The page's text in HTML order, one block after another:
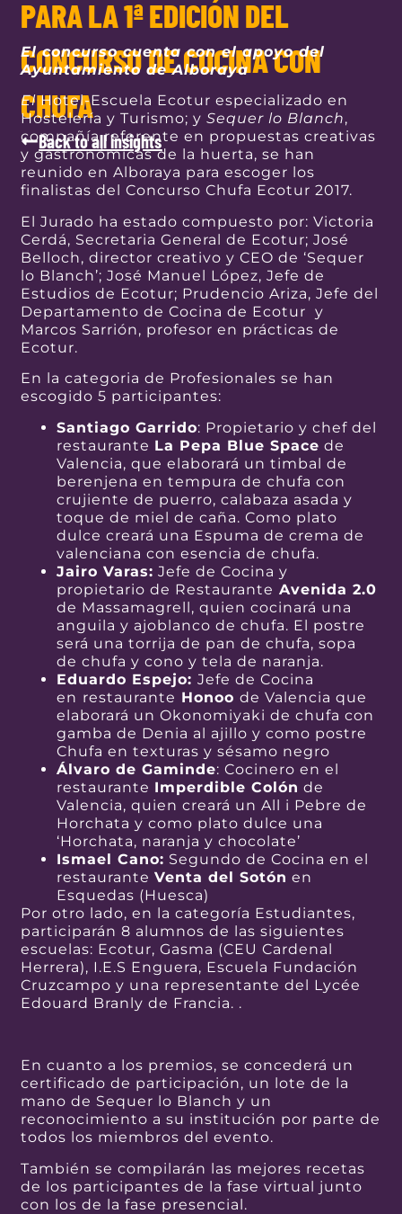
PARA LA 1ª EDICIÓN DEL
CONCURSO DE COCINA CON
CHUFA
Back to all insights
El concurso cuenta con el apoyo del
Ayuntamiento de Alboraya
ElHotel-Escuela Ecotur especializado en
Hostelería y Turismo; ySequer lo Blanch,
compañía referente en propuestas creativas
y gastronómicas de la huerta, se han
reunido en Alboraya para escoger los
finalistas del Concurso Chufa Ecotur 2017.
El Jurado ha estado compuesto por: Victoria
Cerdá, Secretaria General de Ecotur; José
Belloch, director creativo y CEO de ‘Sequer
lo Blanch’; José Manuel López, Jefe de
Estudios de Ecotur; Prudencio Ariza, Jefe del
Departamento de Cocina de Ecotur y
Marcos Sarrión, profesor en prácticas de
Ecotur.
En la categoria de Profesionales se han
escogido 5 participantes:
Santiago Garrido: Propietario y chef del
restaurante La Pepa Blue Space de
Valencia, que elaborará un timbal de
berenjena en tempura de chufa con
crujiente de puerro, calabaza asada y
toque de miel de caña. Como plato
dulce creará una Espuma de crema de
valenciana con esencia de chufa.
Jairo Varas: Jefe de Cocina y
propietario de Restaurante Avenida 2.0
de Massamagrell, quien cocinará una
anguila y ajoblanco de chufa. El postre
será una torrija de pan de chufa, sopa
de chufa y cono y tela de naranja.
Eduardo Espejo:Jefe de Cocina
en restaurante Honoode Valencia que
elaborará un Okonomiyaki de chufa con
gamba de Denia al ajillo y como postre
Chufa en texturas y sésamo negro
Álvaro de Gaminde: Cocinero en el
restaurante Imperdible Colón de
Valencia, quien creará un All i Pebre de
Horchata y como plato dulce una
‘Horchata, naranja y chocolate’
Ismael Cano: Segundo de Cocina en el
restauranteVenta del Sotón en
Esquedas (Huesca)
Por otro lado, en la categoría Estudiantes,
participarán 8 alumnos de las siguientes
escuelas: Ecotur, Gasma (CEU Cardenal
Herrera), I.E.S Enguera, Escuela Fundación
Cruzcampo y una representante del Lycée
Edouard Branly de Francia. .
En cuanto a los premios, se concederá un
certificado de participación, un lote de la
mano de Sequer lo Blanch y un
reconocimiento a su institución por parte de
todos los miembros del evento.
También se compilarán las mejores recetas
de los participantes de la fase virtual junto
con los de la fase presencial.